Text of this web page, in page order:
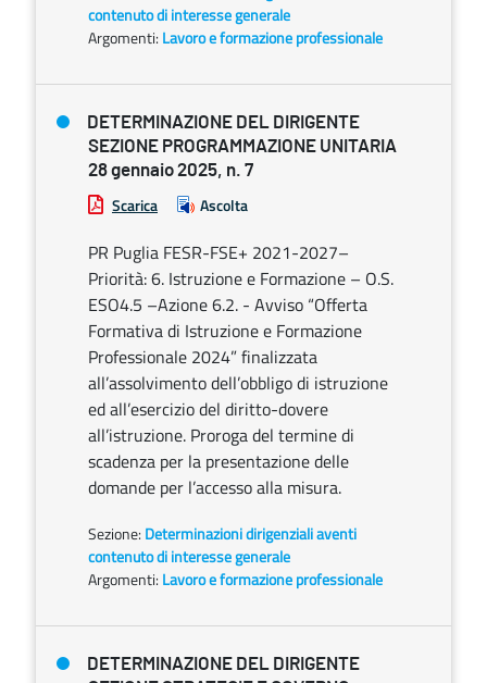
contenuto di interesse generale
Argomenti: Lavoro e formazione professionale
DETERMINAZIONE DEL DIRIGENTE
SEZIONE PROGRAMMAZIONE UNITARIA
28 gennaio 2025, n. 7
Scarica Ascolta
PR Puglia FESR-FSE+ 2021-2027–
Priorità: 6. Istruzione e Formazione – O.S.
ESO4.5 –Azione 6.2. - Avviso “Offerta
Formativa di Istruzione e Formazione
Professionale 2024” finalizzata
all’assolvimento dell’obbligo di istruzione
ed all’esercizio del diritto-dovere
all’istruzione. Proroga del termine di
scadenza per la presentazione delle
domande per l’accesso alla misura.
Sezione: Determinazioni dirigenziali aventi
contenuto di interesse generale
Argomenti: Lavoro e formazione professionale
DETERMINAZIONE DEL DIRIGENTE